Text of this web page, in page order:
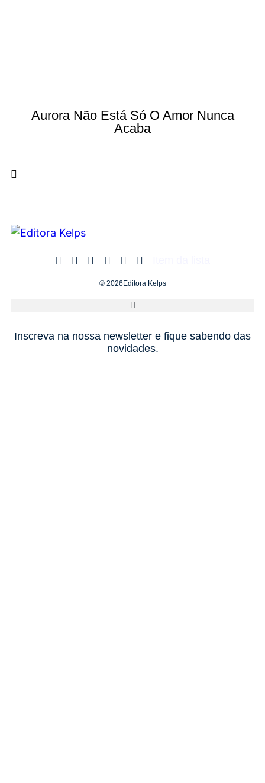
Aurora Não Está Só O Amor Nunca
Acaba
© 2026Editora Kelps
Inscreva na nossa newsletter e fique sabendo das
novidades.